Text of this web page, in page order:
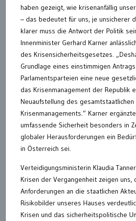
haben gezeigt, wie krisenanfällig
– das bedeutet für uns, je unsicherer
klarer muss die Antwort der Politik
Innenminister Gerhard Karner
des Krisensicherheitsgesetzes.
Grundlage eines einstimmigen
Parlamentsparteien eine neue
das Krisenmanagement der Republik
Neuaufstellung des gesamtstaatlichen
Krisenmanagements.“ Karner
umfassende Sicherheit besonders in
globaler Herausforderungen ein
in Österreich sei.
Verteidigungsministerin Klaudia
Krisen der Vergangenheit zeigen uns,
Anforderungen an die staatlichen
Risikobilder unseres Hauses
Krisen und das sicherheitspolitische